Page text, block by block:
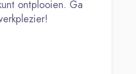
ontplooien. Ga